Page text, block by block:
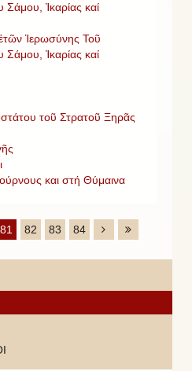
Ἰκαρίας καί
Ἱερωσύνης Τοῦ
Ἰκαρίας καί
τοῦ Στρατοῦ Ξηρᾶς
και στή Θύμαινα
81 82 83 84